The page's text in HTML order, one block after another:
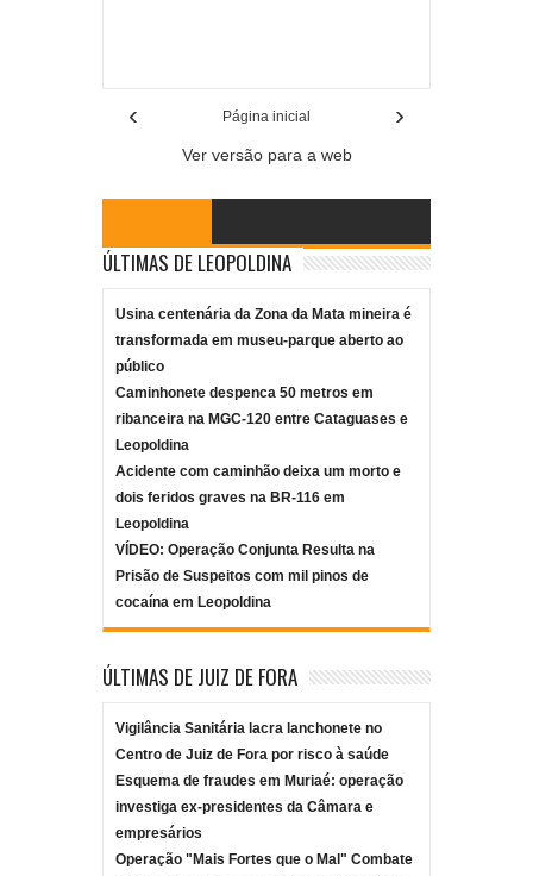
‹ ›
Página inicial
Ver versão para a web
ÚLTIMAS DE LEOPOLDINA
Usina centenária da Zona da Mata mineira é
transformada em museu-parque aberto ao
público
Caminhonete despenca 50 metros em
ribanceira na MGC-120 entre Cataguases e
Leopoldina
Acidente com caminhão deixa um morto e
dois feridos graves na BR-116 em
Leopoldina
VÍDEO: Operação Conjunta Resulta na
Prisão de Suspeitos com mil pinos de
cocaína em Leopoldina
ÚLTIMAS DE JUIZ DE FORA
Vigilância Sanitária lacra lanchonete no
Centro de Juiz de Fora por risco à saúde
Esquema de fraudes em Muriaé: operação
investiga ex-presidentes da Câmara e
empresários
Operação "Mais Fortes que o Mal" Combate